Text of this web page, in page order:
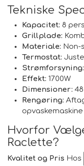
Tekniske
Kapacitet: 8
Grillplade:
Materiale: Non-
Termostat:
Strømforsyning:
Effekt: 1700W
Dimensioner:
Rengøring:
opvaskemaskine
Hvorfor
Raclette?
Kvalitet og Pris Hos